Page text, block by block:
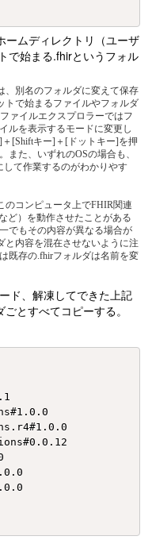
ームディレクトリ（ユーザ
で始まる.fhirというフォル
、別名のフォルダに変えて保存
トで始まるファイルやフォルダ
ァイルエクスプロラーではフ
ルを表示するモードに変更し
[Shiftキー]＋[ドットキー]を押
また、いずれのOSの場合も、
て作業するのがわかりやす
のコンピュータ上でFHIR関連
ど）を動作させたことがある
でもその内容が異なる場合が
と内容を混在させないように注
既存の.fhirフォルダは名前を変
ド、解凍してできた上記
とすべてコピーする。